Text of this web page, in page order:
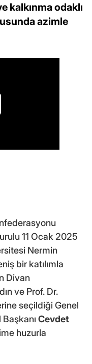
kalkınma odaklı
azimle
11 Ocak 2025
Nermin
bir katılımla
Divan
ve Prof. Dr.
seçildiği Genel
Başkanı Cevdet
huzurla